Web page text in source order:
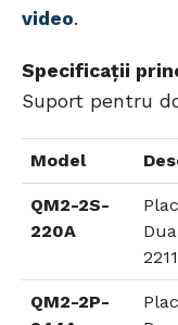
video.
Specificații
Suport pentru
Model
QM2-2S-
220A
QM2-2P-